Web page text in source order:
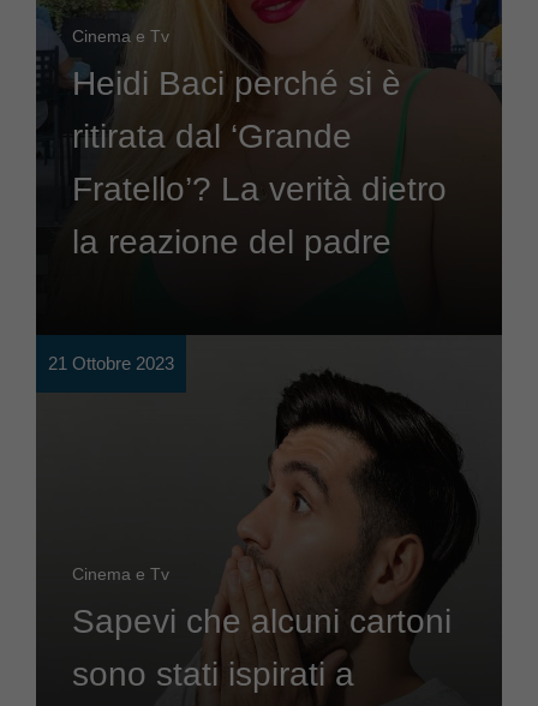
Cinema e Tv
Heidi Baci perché si è
ritirata dal ‘Grande
Fratello’? La verità dietro
la reazione del padre
21 Ottobre 2023
Cinema e Tv
Sapevi che alcuni cartoni
sono stati ispirati a